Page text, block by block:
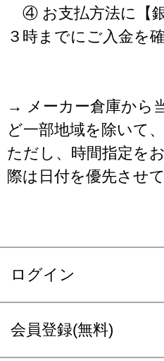
④ お支払方法に【
３時までにご入金を
→ メーカー倉庫から
ど一部地域を除いて
ただし、時間指定を
際は日付を優先させ
ログイン
会員登録(無料)